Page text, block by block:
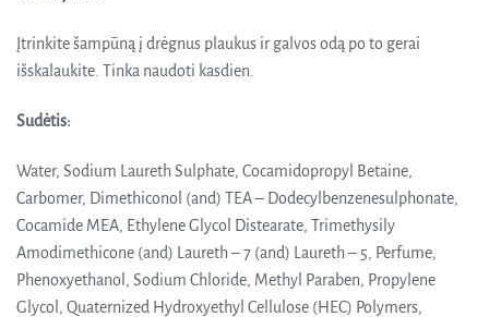
Įtrinkite šampūną į drėgnus plaukus ir galvos odą po to gerai
išskalaukite. Tinka naudoti kasdien.
Sudėtis:
Water, Sodium Laureth Sulphate, Cocamidopropyl Betaine,
Carbomer, Dimethiconol (and) TEA – Dodecylbenzenesulphonate,
Cocamide MEA, Ethylene Glycol Distearate, Trimethysily
Amodimethicone (and) Laureth – 7 (and) Laureth – 5, Perfume,
Phenoxyethanol, Sodium Chloride, Methyl Paraben, Propylene
Glycol, Quaternized Hydroxyethyl Cellulose (HEC) Polymers,